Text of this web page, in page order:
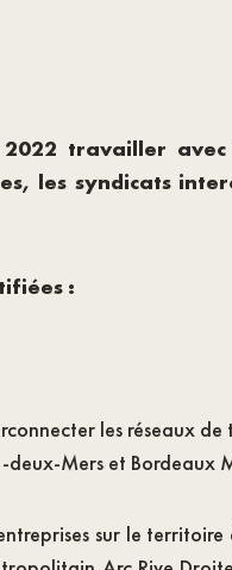
travailler
les syndicats
:
les réseaux
deux-Mers et Bordeaux
sur le